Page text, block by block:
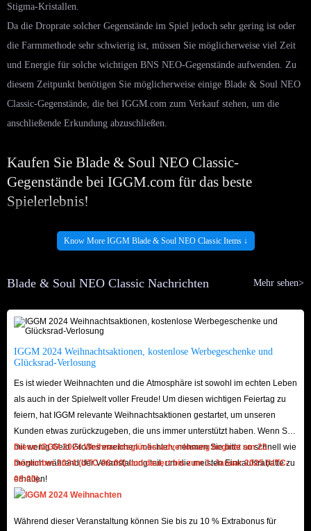
Stigma-Kristallen.
Da die Droprate solcher Gegenstände im Spiel jedoch sehr gering ist oder
die Farmmethode sehr schwierig ist, müssen Sie möglicherweise viel Zeit
und Energie für solche wichtigen BNS NEO-Gegenstände aufwenden. Zu
diesem Zeitpunkt benötigen Sie möglicherweise einige Blade & Soul NEO
Classic-Gegenstände, die bei IGGM.com zum Verkauf stehen, um die
anschließende Erkundung abzuschließen.
Kaufen Sie Blade & Soul NEO Classic-
Gegenstände bei IGGM.com für das beste
Spielerlebnis!
Wenn Sie bei Blade & Soul NEO Classic auf einen Mangel an Artikeln
stoßen und den besten Shop auswählen, müssen Sie als Erstes die
dies das quälende Warten im Spiel erspart. Die auf IGGM.com zum
Verkauf stehenden BNS NEO-Artikel erfüllen diese beiden Bedingungen
vollständig.
Darüber hinaus bietet IGGM.com Ihnen auch die günstigsten Blade & Soul
NEO Classic-Artikel, damit Sie das beste Spielerlebnis zu den geringsten
Kosten erhalten. Darüber hinaus erhalten Sie an einigen Feiertagen oder am
Black Friday auch Gutscheincodes mit großen Rabatten, die von
NEO-Artikel kostengünstiger werden.
Wenn Sie interessiert sind, können Sie hier gerne den VIP-Rängen
beitreten und jederzeit bis zu 5 % Rabatt auf Blade & Soul NEO Classic-
IGGM.com-Partnerprogramm etwas Geld verdienen.
Know More IGGM Blade & Soul NEO Classic Items ↓
Blade & Soul NEO Classic Nachrichten Mehr sehen>
IGGM 2024 Weihnachtsaktionen, kostenlose Werbegeschenke und
Glücksrad-Verlosung
Es ist wieder Weihnachten und die Atmosphäre ist sowohl im echten Leben
als auch in der Spielwelt voller Freude! Um diesen wichtigen Feiertag zu
feiern, hat IGGM relevante Weihnachtsaktionen gestartet, um unseren
Kunden etwas zurückzugeben, die uns immer unterstützt haben. Wenn Sie
mit wenig Geld Großes erreichen möchten, nehmen Sie bitte so schnell wie
möglich während der Veranstaltung teil, um die meisten Einkaufsrabatte zu
erhalten!
Diese IGGM 2024 Weihnachtsglücksradverlosung beginnt am 23.
Dezember 2024 (UTC-08:00) und dauert bis zum 1. Januar 2025 (UTC-
08:00).
Während dieser Veranstaltung können Sie bis zu 10 % Extrabonus für